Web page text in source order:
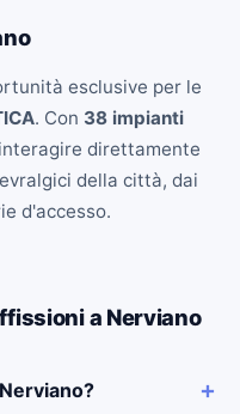
esclusive per le
. Con 38 impianti
direttamente
della città, dai
d'accesso.
a Nerviano